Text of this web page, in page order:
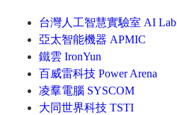
台灣人工智慧實驗室 AI Lab
亞太智能機器 APMIC
鐵雲 IronYun
百威雷科技 Power Arena
凌羣電腦 SYSCOM
大同世界科技 TSTI